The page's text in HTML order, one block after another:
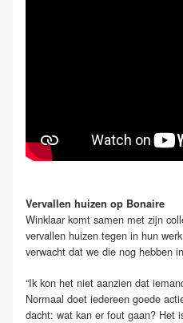
Vervallen huizen op Bonaire
Winklaar komt samen met zijn
vervallen huizen tegen in hun
verwacht dat we die nog hebben
“Ik kon het niet aanzien dat
Normaal doet iedereen goede
dacht: wat kan er fout gaan? Het